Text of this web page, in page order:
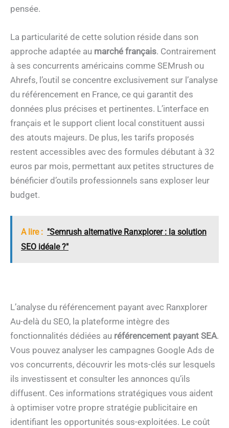
pensée.
La particularité de cette solution réside dans son
approche adaptée au marché français. Contrairement
à ses concurrents américains comme SEMrush ou
Ahrefs, l’outil se concentre exclusivement sur l’analyse
du référencement en France, ce qui garantit des
données plus précises et pertinentes. L’interface en
français et le support client local constituent aussi
des atouts majeurs. De plus, les tarifs proposés
restent accessibles avec des formules débutant à 32
euros par mois, permettant aux petites structures de
bénéficier d’outils professionnels sans exploser leur
budget.
A lire : "Semrush alternative Ranxplorer : la solution
SEO idéale ?"
L’analyse du référencement payant avec Ranxplorer
Au-delà du SEO, la plateforme intègre des
fonctionnalités dédiées au référencement payant SEA.
Vous pouvez analyser les campagnes Google Ads de
vos concurrents, découvrir les mots-clés sur lesquels
ils investissent et consulter les annonces qu’ils
diffusent. Ces informations stratégiques vous aident
à optimiser votre propre stratégie publicitaire en
identifiant les opportunités sous-exploitées. Le coût